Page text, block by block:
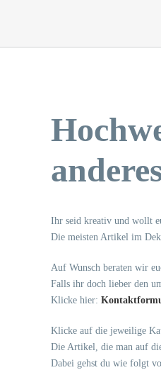
Ihr seid kreativ und wollt
Die meisten Artikel im
Auf Wunsch beraten wir
Falls ihr doch lieber den
Klicke hier:
Klicke auf die jeweilige
Die Artikel, die man auf
Dabei gehst du wie folgt